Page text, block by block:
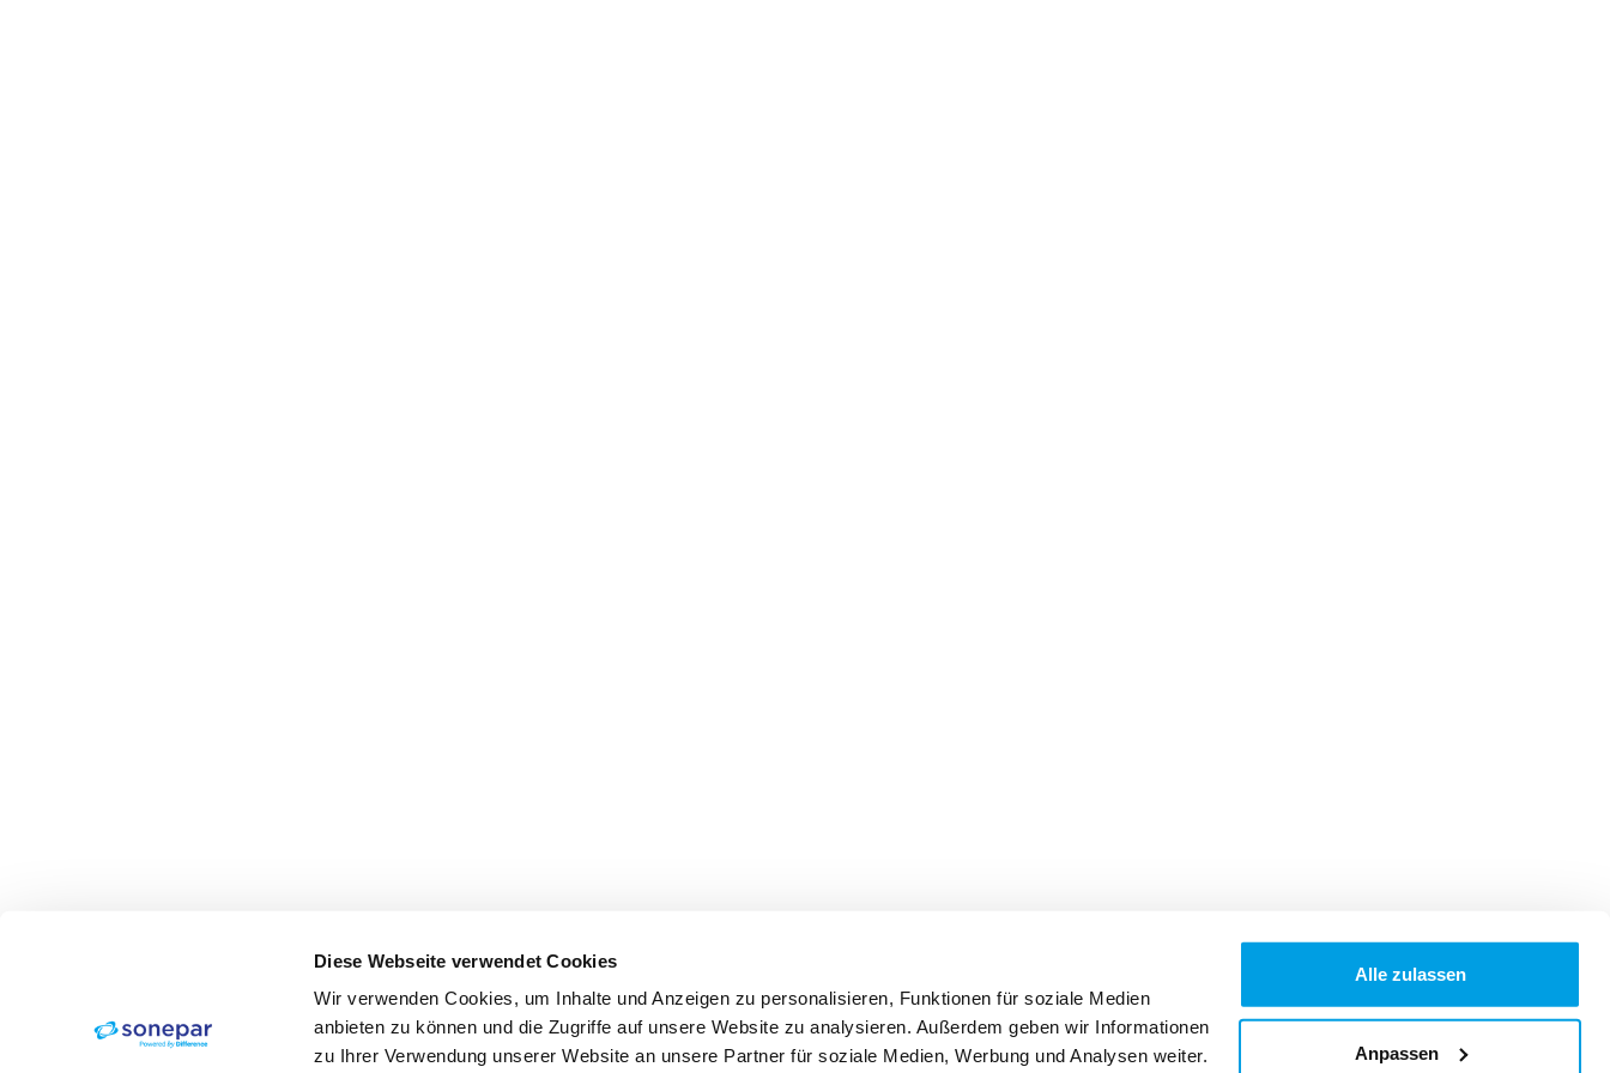
Diese Webseite verwendet Cookies
Wir verwenden Cookies, um Inhalte und Anzeigen zu personalisieren, Funktionen für soziale Medien
anbieten zu können und die Zugriffe auf unsere Website zu analysieren. Außerdem geben wir Informationen
zu Ihrer Verwendung unserer Website an unsere Partner für soziale Medien, Werbung und Analysen weiter.
Alle zulassen
Anpassen